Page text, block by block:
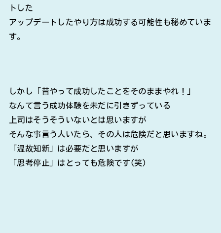
トした
アップデートしたやり方は成功する可能性も秘めていま
す。
しかし「昔やって成功したことをそのままやれ！」
なんて言う成功体験を未だに引きずっている
上司はそうそういないとは思いますが
そんな事言う人いたら、その人は危険だと思いますね。
「温故知新」は必要だと思いますが
「思考停止」はとっても危険です(笑)